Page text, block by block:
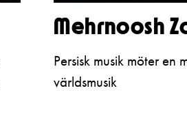
Mehrnoosh
Persisk musik möter en
världsmusik